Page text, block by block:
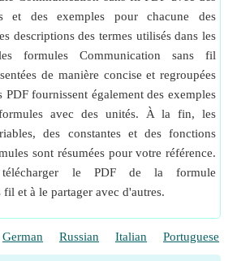
et des exemples pour chacune des
descriptions des termes utilisés dans les
formules Communication sans fil
de manière concise et regroupées
PDF fournissent également des exemples
avec des unités. À la fin, les
des constantes et des fonctions
sont résumées pour votre référence.
le PDF de la formule
et à le partager avec d'autres.
German Russian Italian Portuguese